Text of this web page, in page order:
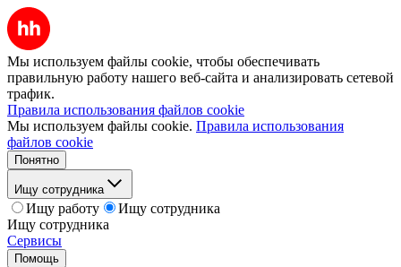
Мы используем файлы cookie, чтобы обеспечивать
правильную работу нашего веб-сайта и анализировать сетевой
трафик.
Правила использования файлов cookie
Мы используем файлы cookie. Правила использования
файлов cookie
Понятно
Ищу сотрудника
Ищу работу
Ищу сотрудника
Ищу сотрудника
Сервисы
Помощь